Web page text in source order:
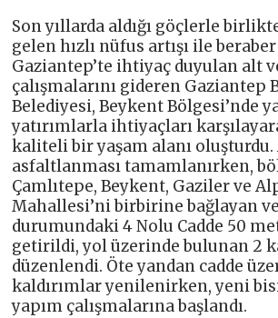
Son yıllarda aldığı göçlerle
gelen hızlı nüfus artışı ile
Gaziantep’te ihtiyaç duyulan alt
çalışmalarını gideren Gaziantep
Belediyesi, Beykent Bölgesi’nde
yatırımlarla ihtiyaçları
kaliteli bir yaşam alanı oluşturdu.
asfaltlanması tamamlanırken,
Çamlıtepe, Beykent, Gaziler ve
Mahallesi’ni birbirine bağlayan
durumundaki 4 Nolu Cadde 50
getirildi, yol üzerinde bulunan 2
düzenlendi. Öte yandan cadde
kaldırımlar yenilenirken, yeni
yapım çalışmalarına başlandı.